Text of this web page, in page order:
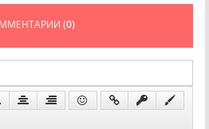
(0)